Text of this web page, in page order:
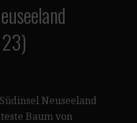
Neuseeland
Baum von